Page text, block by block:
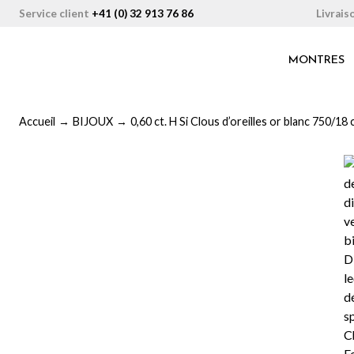
AllerService client +41 (0) 32 913 76 86
MONTRES
Accueil → BIJOUX → 0,60 ct. H Si Clous d’oreilles or blanc 750/